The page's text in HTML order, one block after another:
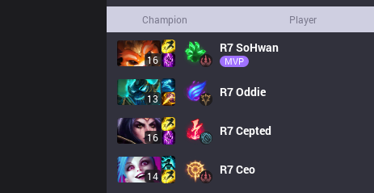
Champion Player
16
R7SoHwan
MVP
13 R7Oddie
16 R7Cepted
14 R7Ceo